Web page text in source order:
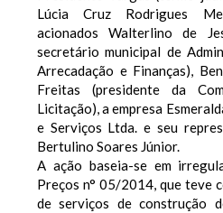
Lúcia Cruz Rodrigues
acionados Walterlino de
secretário municipal de
Arrecadação e Finanças),
Freitas (presidente da
Licitação), a empresa
e Serviços Ltda. e seu
Bertulino Soares Júnior.
A ação baseia-se em
Preços n° 05/2014, que teve
de serviços de construção